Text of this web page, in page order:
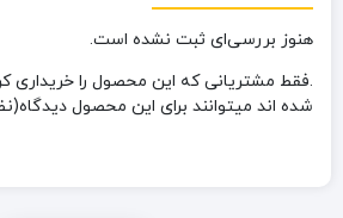
هنوز بررسی‌ای ثبت نشده است.
.فقط مشتریانی که این محصول را خریداری
شده اند میتوانند برای این محصول